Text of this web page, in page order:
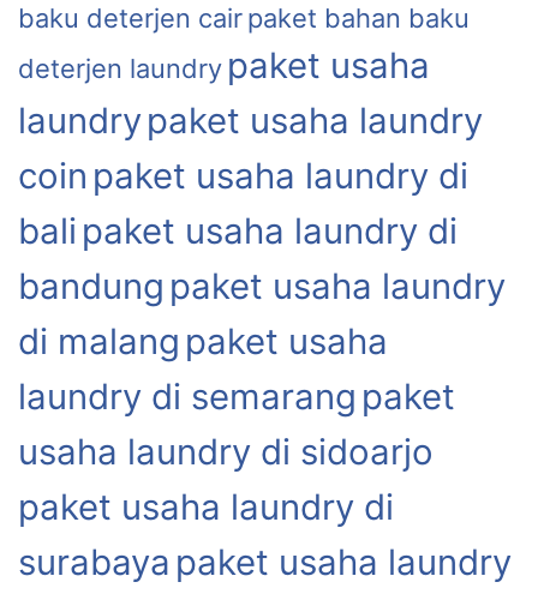
baku deterjen cairpaket bahan baku
deterjen laundry paket usaha
laundrypaket usaha laundry
coin paket usaha laundry di
bali paket usaha laundry di
bandung paket usaha laundry
di malang paket usaha
laundry di semarang paket
usaha laundry di sidoarjo
paket usaha laundry di
surabaya paket usaha laundry